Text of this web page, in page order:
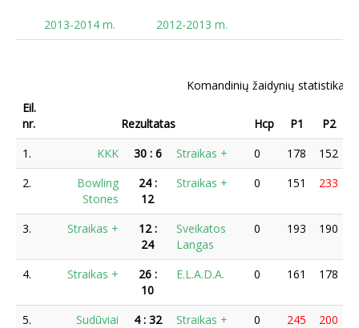
2013-2014 m. 2012-2013 m.
Komandinių žaidynių statistika -
Eil.
nr.
Rezultatas Hcp P1 P2
1.
KKK 30 : 6 Straikas + 0 178 152
2.
Bowling
Stones
24 :
12
Straikas + 0 151 233
3. Straikas + 12 :
24
Sveikatos
Langas
0 193 190
4. Straikas + 26 :
10
E.L.A.D.A. 0 161 178
5. Sudūviai 4 : 32 Straikas + 0 245 200